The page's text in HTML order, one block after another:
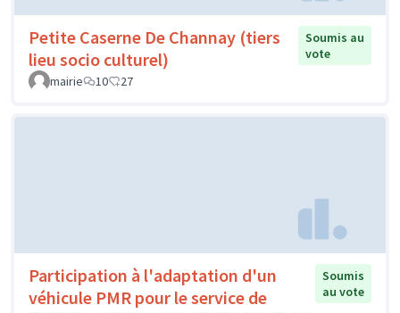
Petite Caserne De Channay (tiers
lieu socio culturel)
Soumis au
vote
mairie
10 27
Participation à l'adaptation d'un
véhicule PMR pour le service de
Soumis
au vote